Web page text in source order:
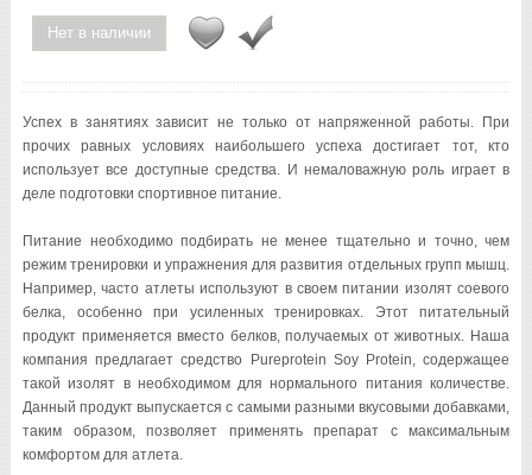
Нет в наличии
Успех в занятиях зависит не только от напряженной работы. При
прочих равных условиях наибольшего успеха достигает тот, кто
использует все доступные средства. И немаловажную роль играет в
деле подготовки спортивное питание.
Питание необходимо подбирать не менее тщательно и точно, чем
режим тренировки и упражнения для развития отдельных групп мышц.
Например, часто атлеты используют в своем питании изолят соевого
белка, особенно при усиленных тренировках. Этот питательный
продукт применяется вместо белков, получаемых от животных. Наша
компания предлагает средство Pureprotein Soy Protein, содержащее
такой изолят в необходимом для нормального питания количестве.
Данный продукт выпускается с самыми разными вкусовыми добавками,
таким образом, позволяет применять препарат с максимальным
комфортом для атлета.